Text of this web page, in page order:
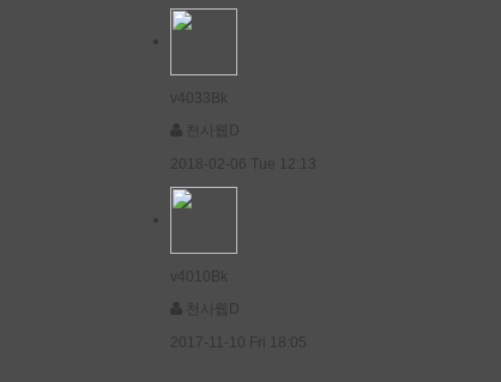
v4033Bk
천사웹D
2018-02-06 Tue 12:13
v4010Bk
천사웹D
2017-11-10 Fri 18:05